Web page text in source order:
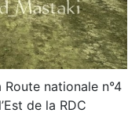
nationale n°4
de la RDC